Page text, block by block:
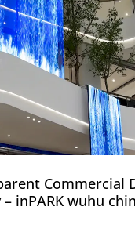
Commercial
– inPARK wuhu